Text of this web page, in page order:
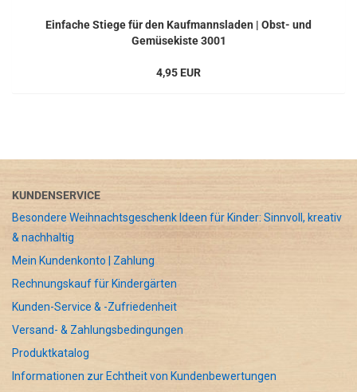
Einfache Stiege für den Kaufmannsladen | Obst- und
Gemüsekiste 3001
4,95 EUR
KUNDENSERVICE
Besondere Weihnachtsgeschenk Ideen für Kinder: Sinnvoll, kreativ
& nachhaltig
Mein Kundenkonto | Zahlung
Rechnungskauf für Kindergärten
Kunden-Service & -Zufriedenheit
Versand- & Zahlungsbedingungen
Produktkatalog
Informationen zur Echtheit von Kundenbewertungen